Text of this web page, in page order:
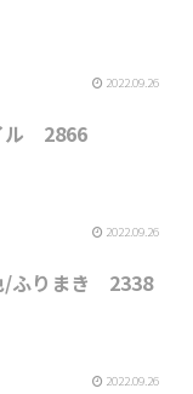
2022.09.26
ル 2866
2022.09.26
ふりまき 2338
2022.09.26